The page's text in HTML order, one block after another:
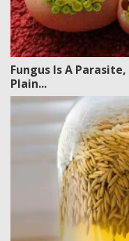
Fungus Is A
Plain...